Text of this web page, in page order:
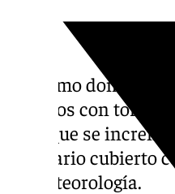
El último domingo
nubosos con
en el que se
escenario cubierto
de Meteorología.